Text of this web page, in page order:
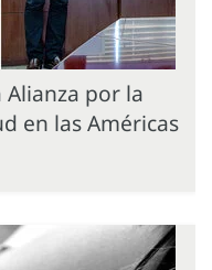
Alianza por la
en las Américas